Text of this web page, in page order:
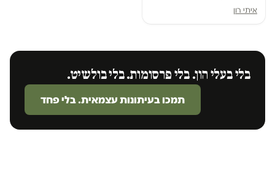
איתי רון
בלי בעלי הון. בלי פרסומות. בלי בולשיט.
תמכו בעיתונות עצמאית. בלי פחד